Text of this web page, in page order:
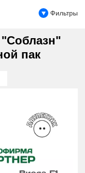
Фильтры
пак